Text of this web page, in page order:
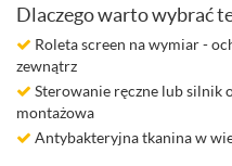
Dlaczego warto wybrać
Roleta screen na wymiar -
zewnątrz
Sterowanie ręczne lub silnik
montażowa
Antybakteryjna tkanina w